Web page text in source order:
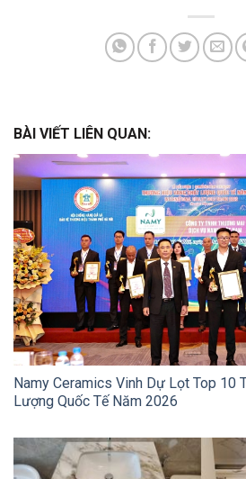
BÀI VIẾT LIÊN QUAN:
Namy Ceramics Vinh Dự Lọt Top 10
Lượng Quốc Tế Năm 2026